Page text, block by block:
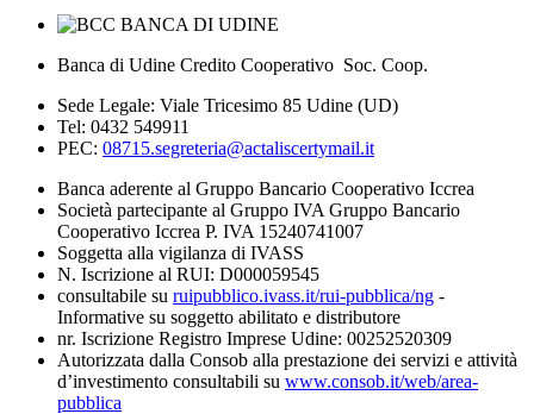
Banca di Udine Credito Cooperativo Soc. Coop.
Sede Legale: Viale Tricesimo 85 Udine (UD)
Tel: 0432 549911
PEC: 08715.segreteria@actaliscertymail.it
Banca aderente al Gruppo Bancario Cooperativo Iccrea
Società partecipante al Gruppo IVA Gruppo Bancario
Cooperativo Iccrea P. IVA 15240741007
Soggetta alla vigilanza di IVASS
N. Iscrizione al RUI: D000059545
consultabile su ruipubblico.ivass.it/rui-pubblica/ng -
Informative su soggetto abilitato e distributore
nr. Iscrizione Registro Imprese Udine: 00252520309
Autorizzata dalla Consob alla prestazione dei servizi e attività
d’investimento consultabili su www.consob.it/web/area-
pubblica